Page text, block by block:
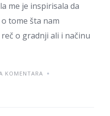
me je inspirisala da
tome šta nam
o gradnji ali i načinu
KOMENTARA